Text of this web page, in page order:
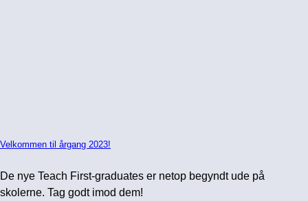
Velkommen til årgang 2023!
De nye Teach First-graduates er netop begyndt ude på
skolerne. Tag godt imod dem!